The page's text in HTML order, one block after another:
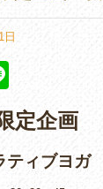
日
n
e
定企画
ティブヨ